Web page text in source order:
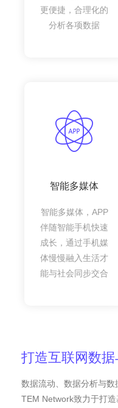
更便捷，合理化的
分析各项数据
智能多媒体
智能多媒体，APP
伴随智能手机快速
成长，通过手机媒
体慢慢融入生活才
能与社会同步交合
打造互联网数
数据流动、数据分析与数
TEM Network致力于打